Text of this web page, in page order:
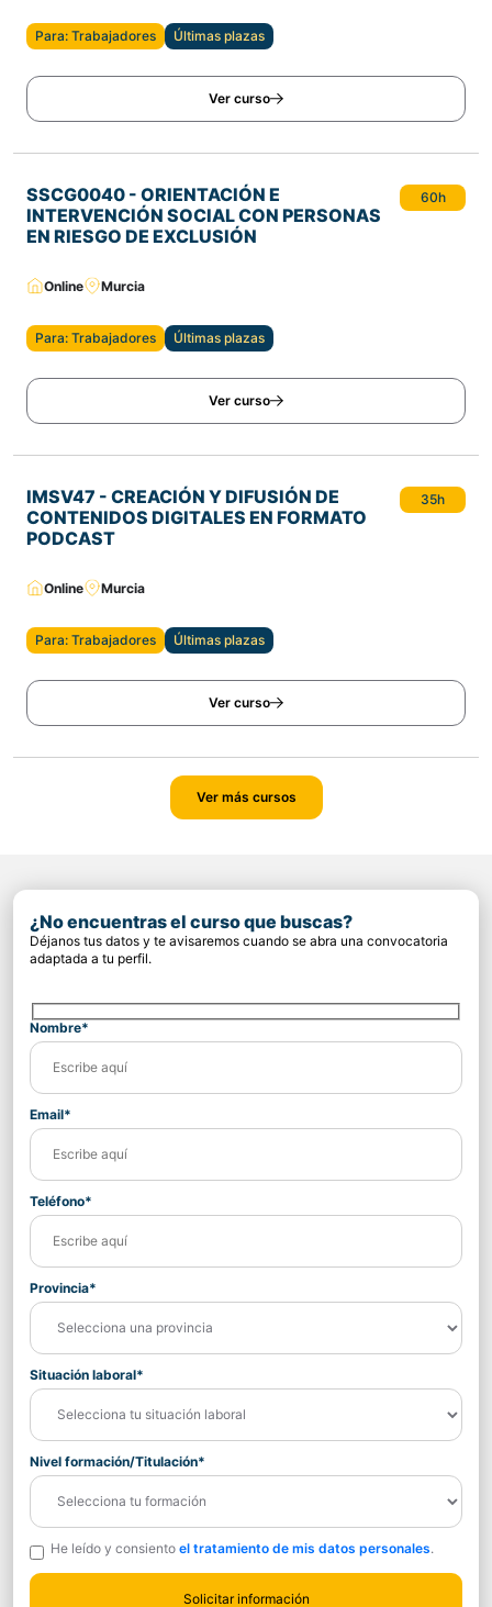
Para: Trabajadores Últimas plazas
Ver curso
SSCG0040 - ORIENTACIÓN E
INTERVENCIÓN SOCIAL CON PERSONAS
EN RIESGO DE EXCLUSIÓN
60h
Online Murcia
Para: Trabajadores Últimas plazas
Ver curso
IMSV47 - CREACIÓN Y DIFUSIÓN DE
CONTENIDOS DIGITALES EN FORMATO
PODCAST
35h
Online Murcia
Para: Trabajadores Últimas plazas
Ver curso
Ver más cursos
¿No encuentras el curso que buscas?
Déjanos tus datos y te avisaremos cuando se abra una convocatoria
adaptada a tu perfil.
Nombre*
Email*
Teléfono*
Provincia*
Situación laboral*
Nivel formación/Titulación*
He leído y consiento el tratamiento de mis datos personales.